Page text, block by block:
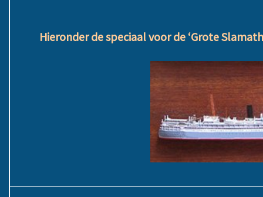
Hieronder de speciaal voor de ‘Grote